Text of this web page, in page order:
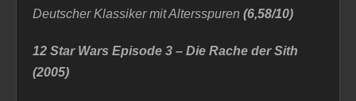
Deutscher Klassiker mit Altersspuren (6,58/10)
12 Star Wars Episode 3 – Die Rache der Sith
(2005)